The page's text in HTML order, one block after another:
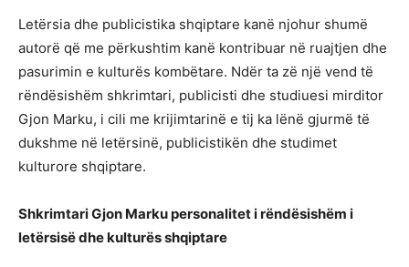
Letërsia dhe publicistika shqiptare kanë njohur shumë
autorë që me përkushtim kanë kontribuar në ruajtjen dhe
pasurimin e kulturës kombëtare. Ndër ta zë një vend të
rëndësishëm shkrimtari, publicisti dhe studiuesi mirditor
Gjon Marku, i cili me krijimtarinë e tij ka lënë gjurmë të
dukshme në letërsinë, publicistikën dhe studimet
kulturore shqiptare.
Shkrimtari Gjon Marku personalitet i rëndësishëm i
letërsisë dhe kulturës shqiptare